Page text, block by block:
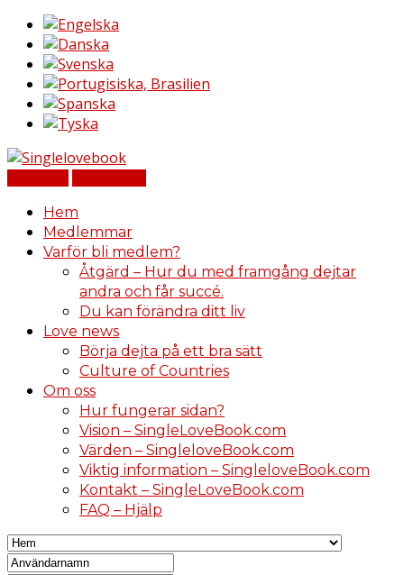
Hem
Medlemmar
Varför bli medlem?
Åtgärd – Hur du med framgång dejtar
andra och får succé.
Du kan förändra ditt liv
Love news
Börja dejta på ett bra sätt
Culture of Countries
Om oss
Hur fungerar sidan?
Vision – SingleLoveBook.com
Värden – SingleloveBook.com
Viktig information – SingleloveBook.com
Kontakt – SingleLoveBook.com
FAQ – Hjälp